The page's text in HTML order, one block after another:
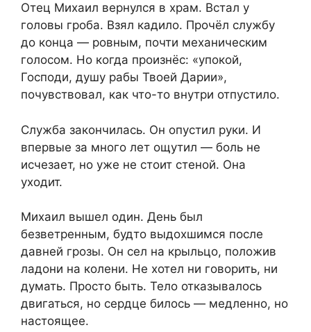
Отец Михаил вернулся в храм. Встал у
головы гроба. Взял кадило. Прочёл службу
до конца — ровным, почти механическим
голосом. Но когда произнёс: «упокой,
Господи, душу рабы Твоей Дарии»,
почувствовал, как что-то внутри отпустило.
Служба закончилась. Он опустил руки. И
впервые за много лет ощутил — боль не
исчезает, но уже не стоит стеной. Она
уходит.
Михаил вышел один. День был
безветренным, будто выдохшимся после
давней грозы. Он сел на крыльцо, положив
ладони на колени. Не хотел ни говорить, ни
думать. Просто быть. Тело отказывалось
двигаться, но сердце билось — медленно, но
настоящее.